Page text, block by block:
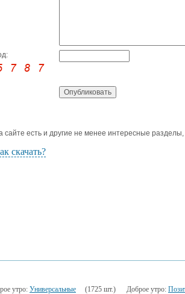
сайте есть и другие не менее интересные разделы,
скачать?
утро: Универсальные (1725 шт.) Доброе утро: